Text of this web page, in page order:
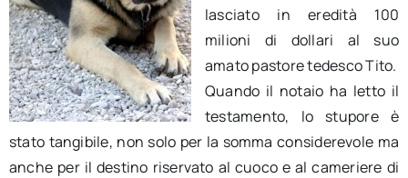
lasciato in eredità 100
milioni di dollari al suo
amato pastore tedesco Tito.
Quando il notaio ha letto il
testamento, lo stupore è
stato tangibile, non solo per la somma considerevole ma
anche per il destino riservato al cuoco e al cameriere di